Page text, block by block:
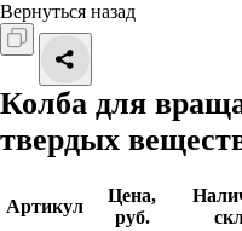
Вернуться назад
Колба для
твердых
Артикул
Цена,
руб.